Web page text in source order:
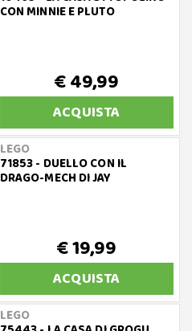
CON MINNIE E PLUTO
€ 49,99
ACQUISTA
LEGO
71853 - DUELLO CON IL
DRAGO-MECH DI JAY
€ 19,99
ACQUISTA
LEGO